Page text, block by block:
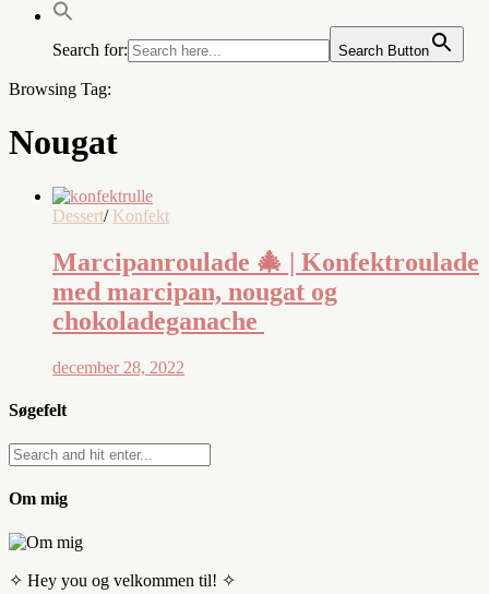
Search for: Search Button
Browsing Tag:
Nougat
Dessert/ Konfekt
Marcipanroulade 🎄 | Konfektroulade
med marcipan, nougat og
chokoladeganache
december 28, 2022
Søgefelt
Om mig
✧ Hey you og velkommen til! ✧